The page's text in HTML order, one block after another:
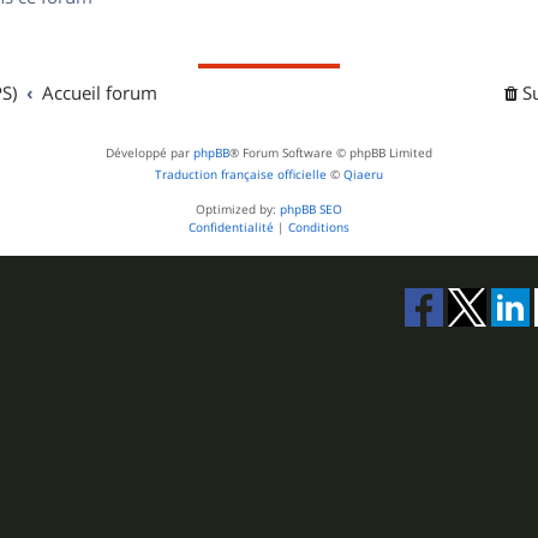
Accueil forum
Développé par phpBB® Forum Software © phpBB Limited
Traduction française officielle © Qiaeru
Optimized by: phpBB SEO
Confidentialité | Conditions